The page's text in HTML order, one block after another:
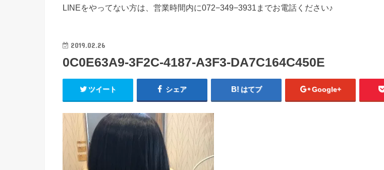
LINEをやってない方は、営業時間内に072−349−3931までお電話ください♪
2019.02.26
0C0E63A9-3F2C-4187-A3F3-DA7C164C450E
ツイート シェア はてブ Google+